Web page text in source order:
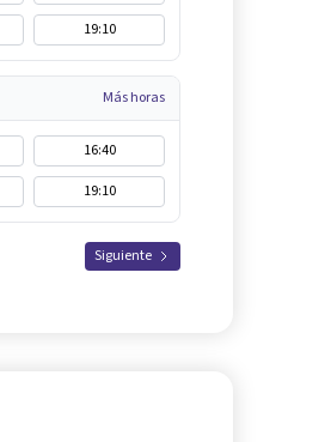
19:10
Más horas
16:40
19:10
Siguiente